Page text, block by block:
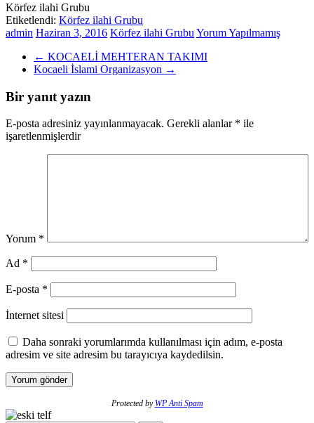
Körfez ilahi Grubu
Etiketlendi: Körfez ilahi Grubu
admin Haziran 3, 2016 Körfez ilahi Grubu Yorum Yapılmamış
← KOCAELİ MEHTERAN TAKIMI
Kocaeli İslami Organizasyon →
Bir yanıt yazın
E-posta adresiniz yayınlanmayacak. Gerekli alanlar * ile
işaretlenmişlerdir
Yorum *
Ad *
E-posta *
İnternet sitesi
Daha sonraki yorumlarımda kullanılması için adım, e-posta
adresim ve site adresim bu tarayıcıya kaydedilsin.
Protected by WP Anti Spam